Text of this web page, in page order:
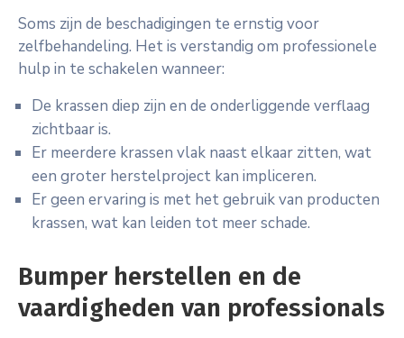
Soms zijn de beschadigingen te ernstig voor
zelfbehandeling. Het is verstandig om professionele
hulp in te schakelen wanneer:
De krassen diep zijn en de onderliggende verflaag
zichtbaar is.
Er meerdere krassen vlak naast elkaar zitten, wat
een groter herstelproject kan impliceren.
Er geen ervaring is met het gebruik van producten
krassen, wat kan leiden tot meer schade.
Bumper herstellen en de
vaardigheden van professionals